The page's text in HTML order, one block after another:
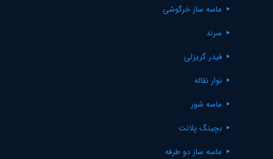
ماسه ساز خرگوشی
سرند
فیدر گریزلی
نوار نقاله
ماسه شور
بچینگ پلانت
ماسه ساز دو طرفه